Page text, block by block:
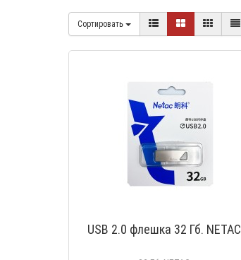
Сортировать
USB 2.0 флешка 32 Гб. NETAC